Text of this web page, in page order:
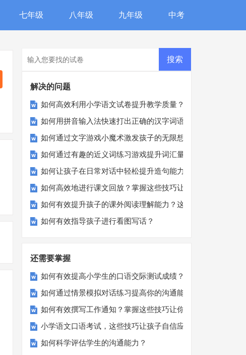
七年级 八年级 九年级 中考
解决的问题
如何高效利用小学语文试卷提升教学质量？
如何用拼音输入法快速打出正确的汉字词语？
如何通过文字游戏小魔术激发孩子的无限想象？
如何通过有趣的近义词练习游戏提升词汇量？
如何让孩子在日常对话中轻松提升造句能力？
如何高效地进行课文回放？掌握这些技巧让复习事半功倍
如何有效提升孩子的课外阅读理解能力？这里有实用建议！
如何有效指导孩子进行看图写话？
还需要掌握
如何有效提高小学生的口语交际测试成绩？
如何通过情景模拟对话练习提高你的沟通能力？
如何有效撰写工作通知？掌握这些技巧让你的通知更专业！
小学语文口语考试，这些技巧让孩子自信应考？
如何科学评估学生的沟通能力？